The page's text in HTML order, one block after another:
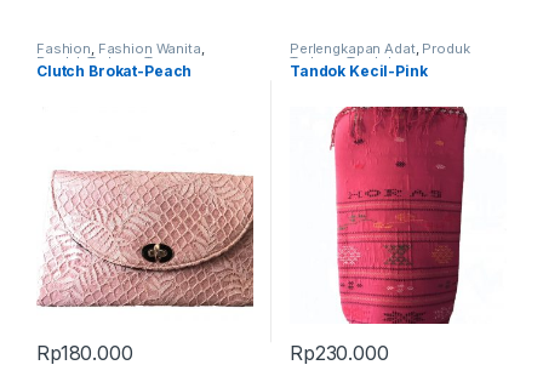
Fashion, Fashion Wanita,
Produk Terbaru Tas
Clutch Brokat-Peach
Rp180.000
Perlengkapan Adat, Produk
Terbaru, Tandok
Tandok Kecil-Pink
Rp230.000